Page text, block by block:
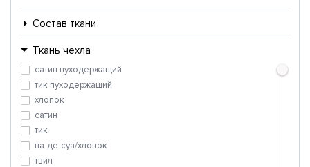
Белые ночи
Фаберже
Бриз
Дворцовая
Жасмин
Пухо-перовая
Визаж
Стандарт-Н
Бьянко
Нонна
50*68
70*70
2 спальный
Состав ткани
Ткань чехла
сатин пуходержащий
тик пуходержащий
хлопок
сатин
тик
па-де-суа/хлопок
твил